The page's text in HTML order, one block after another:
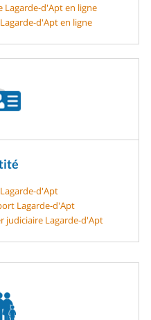
Lagarde-d'Apt en ligne
d'Apt en ligne
d'Apt
Lagarde-d'Apt
judiciaire Lagarde-d'Apt